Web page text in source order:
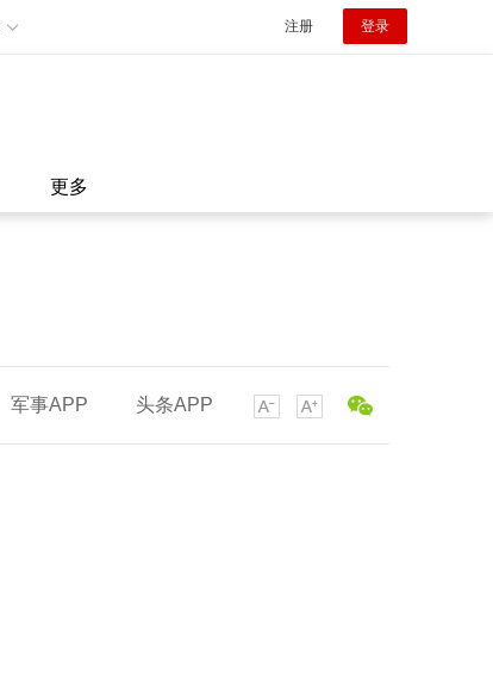
注册 登录
更多
军事APP 头条APP